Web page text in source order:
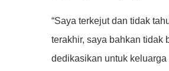
“Saya terkejut dan tidak
terakhir, saya bahkan tidak
dedikasikan untuk